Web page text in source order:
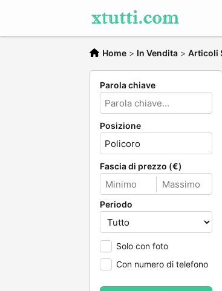
Home > In Vendita > Articoli
Parola chiave
Posizione
Fascia di prezzo (€)
Periodo
Solo con foto
Con numero di telefono